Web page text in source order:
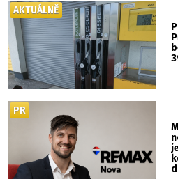
AKTUÁLNĚ
PR